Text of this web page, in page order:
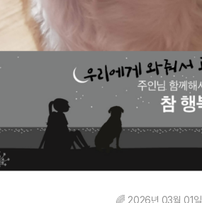
🌈 2026년 03월 01일